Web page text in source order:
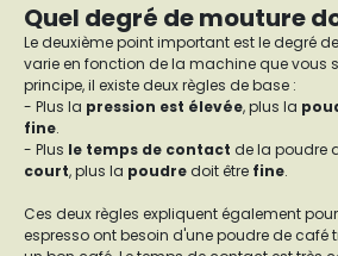
Quel degré de mouture
Le deuxième point important est le degré
varie en fonction de la machine que vous
principe, il existe deux règles de base :
- Plus la pression est élevée, plus la
fine.
- Plus le temps de contact de la poudre
court, plus la poudre doit être fine.
Ces deux règles expliquent également
espresso ont besoin d'une poudre de café